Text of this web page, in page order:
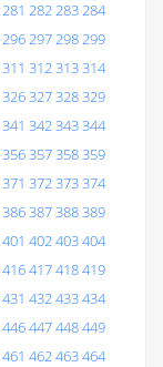
281 282283284
296297298299
311 312313314
326327328329
341 342343344
356357358359
371 372373374
386387388389
401 402403404
416417418419
431 432433434
446447448449
461 462463464